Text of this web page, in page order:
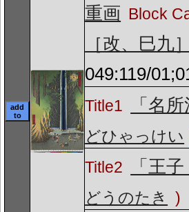
add
to
重画 Block
［改、巳九］
049:119/
Title1
「名
どひゃっけい
Title2
「王
どうのたき
)